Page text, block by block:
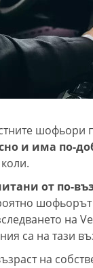
шофьори
и има по-
от по-
на
са на тази
на